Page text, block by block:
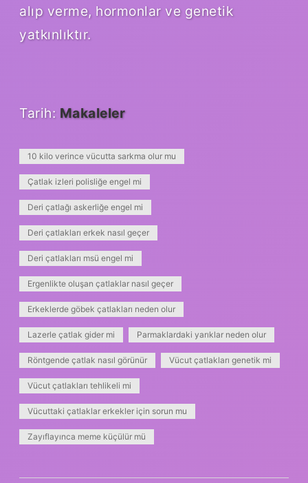
alıp verme, hormonlar ve genetik
yatkınlıktır.
Tarih: Makaleler
10 kilo verince vücutta sarkma olur mu
Çatlak izleri polisliğe engel mi
Deri çatlağı askerliğe engel mi
Deri çatlakları erkek nasıl geçer
Deri çatlakları msü engel mi
Ergenlikte oluşan çatlaklar nasıl geçer
Erkeklerde göbek çatlakları neden olur
Lazerle çatlak gider mi Parmaklardaki yarıklar neden olur
Röntgende çatlak nasıl görünür Vücut çatlakları genetik mi
Vücut çatlakları tehlikeli mi
Vücuttaki çatlaklar erkekler için sorun mu
Zayıflayınca meme küçülür mü